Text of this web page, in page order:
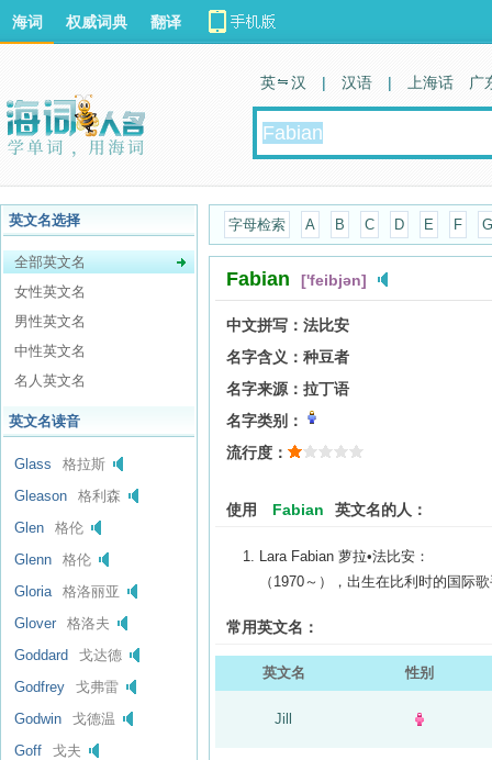
海词 权威词典 翻译
英 汉 | 汉语 | 上海话 广
英文名选择
全部英文名
女性英文名
男性英文名
中性英文名
名人英文名
英文名读音
Glass
格拉斯
Gleason
格利森
Glen
格伦
Glenn
格伦
Gloria
格洛丽亚
Glover
格洛夫
Goddard
戈达德
Godfrey
戈弗雷
Godwin
戈德温
Goff
戈夫
字母检索 A B C D E F G
Fabian ['feibjən]
中文拼写： 法比安
名字含义： 种豆者
名字来源： 拉丁语
名字类别：
流行度：
使用 Fabian 英文名的人：
Lara Fabian 萝拉•法比安：
（1970～），出生在比利时的国际
常用英文名：
英文名 性别
Jill